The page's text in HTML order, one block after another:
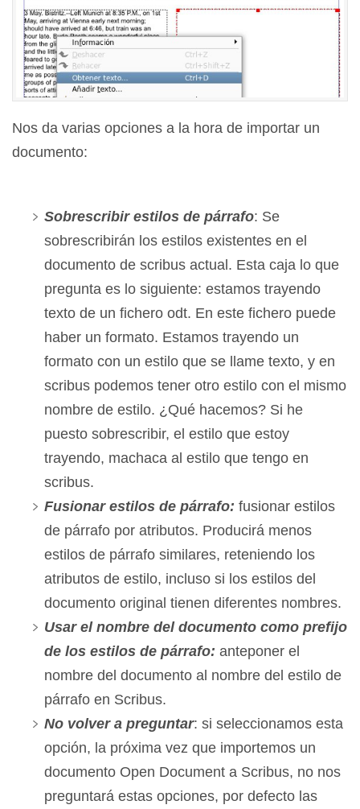
Nos da varias opciones a la hora de importar un
documento:
Sobrescribir estilos de párrafo: Se
sobrescribirán los estilos existentes en el
documento de scribus actual. Esta caja lo que
pregunta es lo siguiente: estamos trayendo
texto de un fichero odt. En este fichero puede
haber un formato. Estamos trayendo un
formato con un estilo que se llame texto, y en
scribus podemos tener otro estilo con el mismo
nombre de estilo. ¿Qué hacemos? Si he
puesto sobrescribir, el estilo que estoy
trayendo, machaca al estilo que tengo en
scribus.
Fusionar estilos de párrafo: fusionar estilos
de párrafo por atributos. Producirá menos
estilos de párrafo similares, reteniendo los
atributos de estilo, incluso si los estilos del
documento original tienen diferentes nombres.
Usar el nombre del documento como prefijo
de los estilos de párrafo: anteponer el
nombre del documento al nombre del estilo de
párrafo en Scribus.
No volver a preguntar: si seleccionamos esta
opción, la próxima vez que importemos un
documento Open Document a Scribus, no nos
preguntará estas opciones, por defecto las